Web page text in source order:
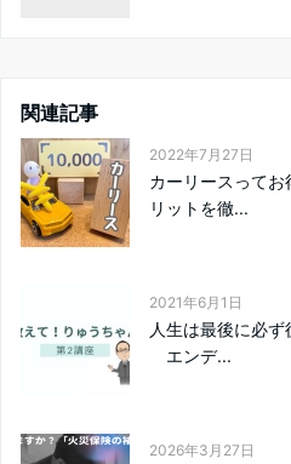
関連記事
2022年7月27日
カーリースって
リットを徹...
2021年6月1日
人生は最後に必
エンデ...
2026年3月27日